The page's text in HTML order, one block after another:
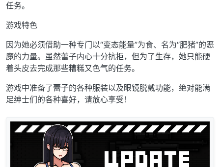
任务。
游戏特色
因为她必须借助一种专门以“变态能量”为食、名为“肥猪”的恶
魔的力量。虽然蕾子内心十分抗拒，但为了生存，她只能硬
着头皮去完成那些糟糕又色气的任务。
游戏中准备了蕾子的各种服装以及眼镜脱戴功能，绝对能满
足绅士们的各种喜好，请放心享受！